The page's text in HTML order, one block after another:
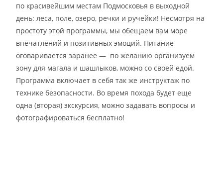
по красивейшим местам Подмосковья в выходной
день: леса, поле, озеро, речки и ручейки! Несмотря на
простоту этой программы, мы обещаем вам море
впечатлений и позитивных эмоций. Питание
оговаривается заранее — по желанию организуем
зону для магала и шашлыков, можно со своей едой.
Программа включает в себя так же инструктаж по
технике безопасности. Во время похода будет еще
одна (вторая) экскурсия, можно задавать вопросы и
фотографироваться бесплатно!